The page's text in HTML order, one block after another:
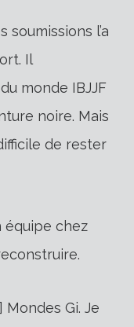
l’a
Il
monde IBJJF
noire. Mais
de rester
équipe chez
Mondes Gi. Je